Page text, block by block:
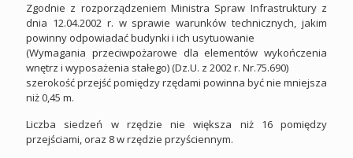
Zgodnie z rozporządzeniem Ministra Spraw Infrastruktury z
dnia 12.04.2002 r. w sprawie warunków technicznych, jakim
powinny odpowiadać budynki i ich usytuowanie
(Wymagania przeciwpożarowe dla elementów wykończenia
wnętrz i wyposażenia stałego) (Dz.U. z 2002 r. Nr.75.690)
szerokość przejść pomiędzy rzędami powinna być nie mniejsza
niż 0,45 m.
Liczba siedzeń w rzędzie nie większa niż 16 pomiędzy
przejściami, oraz 8 w rzędzie przyściennym.